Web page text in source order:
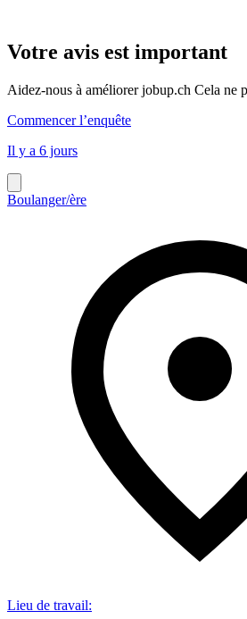
Votre avis est important
Aidez-nous à améliorer jobup.ch Cela ne
Commencer l’enquête
Il y a 6 jours
Boulanger/ère
Lieu de travail: